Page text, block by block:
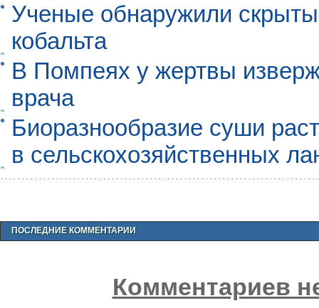
Ученые обнаружили
кобальта
В Помпеях у жертвы
врача
Биоразнообразие суши
в сельскохозяйственных
ПОСЛЕДНИЕ КОММЕНТАРИИ
Комментариев